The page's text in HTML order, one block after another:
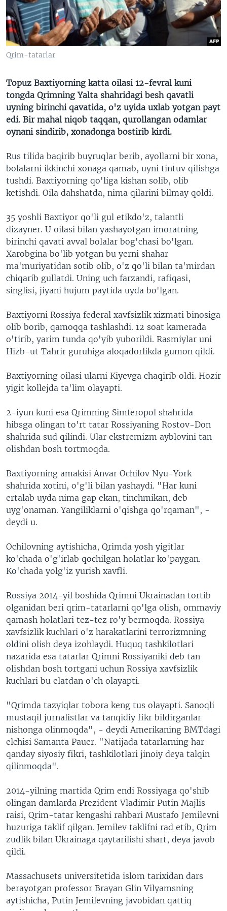
VIDEO
XABARLAR SURATLARDA
ODNOKLASSNIKI
TELEGRAM
TWITTER
Qrim-tatarlar
Topuz Baxtiyorning katta oilasi 12-fevral kuni
tongda Qrimning Yalta shahridagi besh qavatli
uyning birinchi qavatida, o'z uyida uxlab yotgan payt
edi. Bir mahal niqob taqqan, qurollangan odamlar
oynani sindirib, xonadonga bostirib kirdi.
Rus tilida baqirib buyruqlar berib, ayollarni bir xona,
bolalarni ikkinchi xonaga qamab, uyni tintuv qilishga
tushdi. Baxtiyorning qo'liga kishan solib, olib
ketishdi. Oila dahshatda, nima qilarini bilmay qoldi.
35 yoshli Baxtiyor qo'li gul etikdo'z, talantli
dizayner. U oilasi bilan yashayotgan imoratning
birinchi qavati avval bolalar bog'chasi bo'lgan.
Xarobgina bo'lib yotgan bu yerni shahar
ma'muriyatidan sotib olib, o'z qo'li bilan ta'mirdan
chiqarib gullatdi. Uning uch farzandi, rafiqasi,
singlisi, jiyani hujum paytida uyda bo'lgan.
Baxtiyorni Rossiya federal xavfsizlik xizmati binosiga
olib borib, qamoqqa tashlashdi. 12 soat kamerada
o'tirib, yarim tunda qo'yib yuborildi. Rasmiylar uni
Hizb-ut Tahrir guruhiga aloqadorlikda gumon qildi.
Baxtiyorning oilasi ularni Kiyevga chaqirib oldi. Hozir
yigit kollejda ta'lim olayapti.
2-iyun kuni esa Qrimning Simferopol shahrida
hibsga olingan to'rt tatar Rossiyaning Rostov-Don
shahrida sud qilindi. Ular ekstremizm ayblovini tan
olishdan bosh tortmoqda.
Baxtiyorning amakisi Anvar Ochilov Nyu-York
shahrida xotini, o'g'li bilan yashaydi. "Har kuni
ertalab uyda nima gap ekan, tinchmikan, deb
uyg'onaman. Yangiliklarni o'qishga qo'rqaman", -
deydi u.
Ochilovning aytishicha, Qrimda yosh yigitlar
ko'chada o'g'irlab qochilgan holatlar ko'paygan.
Ko'chada yolg'iz yurish xavfli.
Rossiya 2014-yil boshida Qrimni Ukrainadan tortib
olganidan beri qrim-tatarlarni qo'lga olish, ommaviy
qamash holatlari tez-tez ro'y bermoqda. Rossiya
xavfsizlik kuchlari o'z harakatlarini terrorizmning
oldini olish deya izohlaydi. Huquq tashkilotlari
nazarida esa tatarlar Qrimni Rossiyaniki deb tan
olishdan bosh tortgani uchun Rossiya xavfsizlik
kuchlari bu elatdan o'ch olayapti.
"Qrimda tazyiqlar tobora keng tus olayapti. Sanoqli
mustaqil jurnalistlar va tanqidiy fikr bildirganlar
nishonga olinmoqda", - deydi Amerikaning BMTdagi
elchisi Samanta Pauer. "Natijada tatarlarning har
qanday siyosiy fikri, tashkilotlari jinoiy deya talqin
qilinmoqda".
2014-yilning martida Qrim endi Rossiyaga qo'shib
olingan damlarda Prezident Vladimir Putin Majlis
raisi, Qrim-tatar kengashi rahbari Mustafo Jemilevni
huzuriga taklif qilgan. Jemilev taklifni rad etib, Qrim
zudlik bilan Ukrainaga qaytarilishi shart, deya javob
qildi.
Massachusets universitetida islom tarixidan dars
berayotgan professor Brayan Glin Vilyamsning
aytishicha, Putin Jemilevning javobidan qattiq